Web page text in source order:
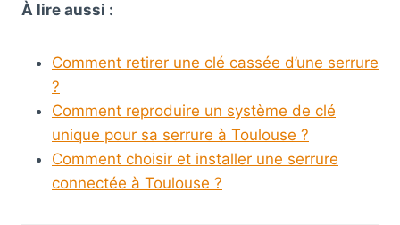
À lire aussi :
Comment retirer une clé cassée d’une serrure
?
Comment reproduire un système de clé
unique pour sa serrure à Toulouse ?
Comment choisir et installer une serrure
connectée à Toulouse ?